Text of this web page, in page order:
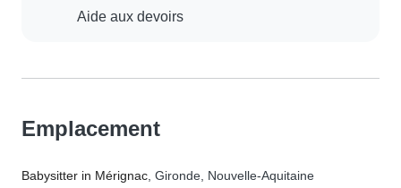
Aide aux devoirs
Emplacement
Babysitter in Mérignac , Gironde, Nouvelle-Aquitaine